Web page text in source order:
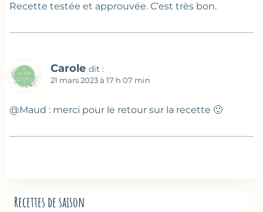
Recette testée et approuvée. C’est très bon.
Carole dit :
21 mars 2023 à 17 h 07 min
@Maud : merci pour le retour sur la recette 🙂
Recettes de saison